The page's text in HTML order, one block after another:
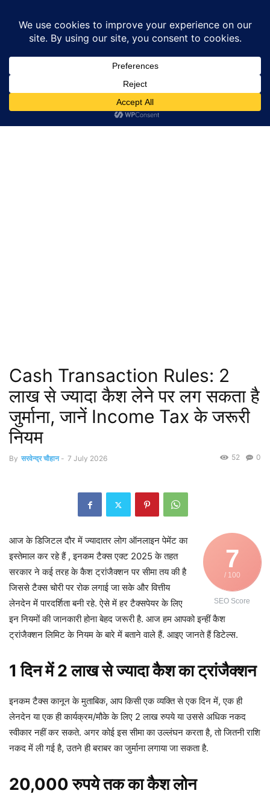
कैश लेने पर लग सकता...
Cash Transaction Rules: 2
लाख से ज्यादा कैश लेने पर लग सकता है
जुर्माना, जानें Income Tax के जरूरी
नियम
By सरवेन्द्र चौहान - 7 July 2026 0
52
7
/ 100
SEO Score
आज के डिजिटल दौर में ज्यादातर लोग ऑनलाइन पेमेंट का
इस्तेमाल कर रहे हैं , इनकम टैक्स एक्ट 2025 के तहत
सरकार ने कई तरह के कैश ट्रांजैक्शन पर सीमा तय की है
जिससे टैक्स चोरी पर रोक लगाई जा सके और वित्तीय
लेनदेन में पारदर्शिता बनी रहे. ऐसे में हर टैक्सपेयर के लिए
इन नियमों की जानकारी होना बेहद जरूरी है. आज हम आपको इन्हीं कैश
ट्रांजैक्शन लिमिट के नियम के बारे में बताने वाले हैं. आइए जानते हैं डिटेल्स.
1 दिन में 2 लाख से ज्यादा कैश का ट्रांजैक्शन
इनकम टैक्स कानून के मुताबिक, आप किसी एक व्यक्ति से एक दिन में, एक ही
लेनदेन या एक ही कार्यक्रम/मौके के लिए 2 लाख रुपये या उससे अधिक नकद
स्वीकार नहीं कर सकते. अगर कोई इस सीमा का उल्लंघन करता है, तो जितनी राशि
नकद में ली गई है, उतने ही बराबर का जुर्माना लगाया जा सकता है.
20,000 रुपये तक का कैश लोन